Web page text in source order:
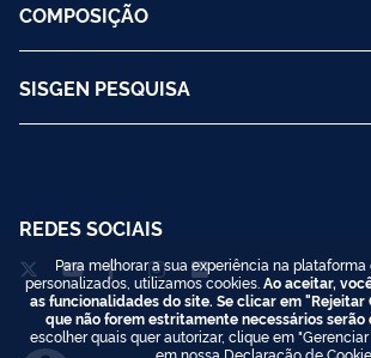
COMPOSIÇÃO
SISGEN PESQUISA
REDES SOCIAIS
Para melhorar a sua experiência na plataforma
personalizados, utilizamos cookies. Ao aceitar,
as funcionalidades do site. Se clicar em "Rejeitar
que não forem estritamente necessários serão
escolher quais quer autorizar, clique em
em nossa Declaração de